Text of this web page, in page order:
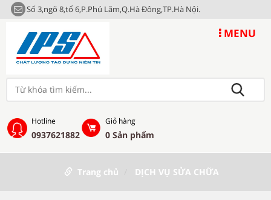
Số 3,ngõ 8,tổ 6,P.Phú Lãm,Q.Hà Đông,TP.Hà Nội.
MENU
Hotline
0937621882
Giỏ hàng
0 Sản phẩm
Trang chủ DỊCH VỤ SỬA CHỮA